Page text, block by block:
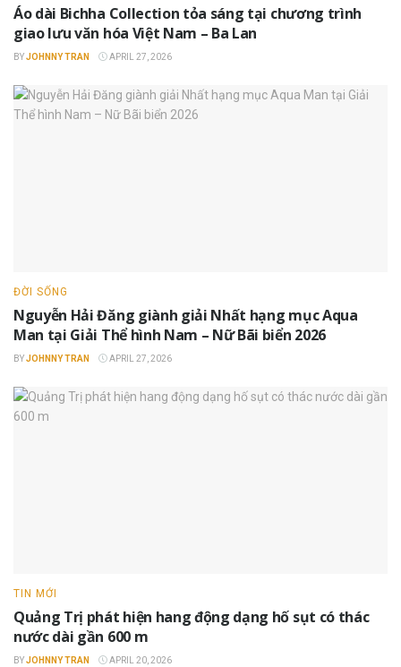
Áo dài Bichha Collection tỏa sáng tại chương trình
giao lưu văn hóa Việt Nam – Ba Lan
BYJOHNNY TRAN APRIL 27, 2026
ĐỜI SỐNG
Nguyễn Hải Đăng giành giải Nhất hạng mục Aqua
Man tại Giải Thể hình Nam – Nữ Bãi biển 2026
BYJOHNNY TRAN APRIL 27, 2026
TIN MỚI
Quảng Trị phát hiện hang động dạng hố sụt có thác
nước dài gần 600 m
BYJOHNNY TRAN APRIL 20, 2026